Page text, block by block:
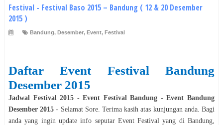
Festival - Festival Baso 2015 – Bandung ( 12 & 20 Desember
2015 )
Bandung, Desember, Event, Festival
Daftar Event Festival
Bandung
Desember 2015
Jadwal Festival 2015 - Event Festival Bandung - EventBandung
Desember 2015 - Selamat Sore. Terima kasih atas kunjungan anda. Bagi
anda yang ingin update info seputar EventFestival yang diBandung